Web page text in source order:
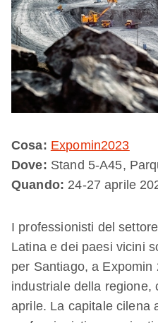
Cosa: Expomin2023
Dove: Stand 5-A45,
Quando: 24-27 aprile
I professionisti del
Latina e dei paesi vicini
per Santiago, a
industriale della regione,
aprile. La capitale cilena